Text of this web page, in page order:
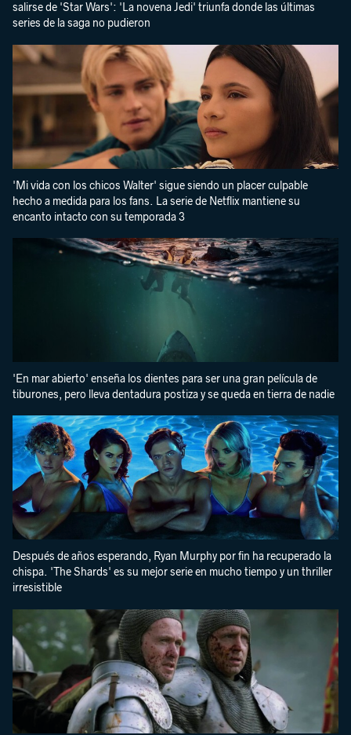
salirse de 'Star Wars': 'La novena Jedi' triunfa donde las últimas
series de la saga no pudieron
'Mi vida con los chicos Walter' sigue siendo un placer culpable
hecho a medida para los fans. La serie de Netflix mantiene su
encanto intacto con su temporada 3
'En mar abierto' enseña los dientes para ser una gran película de
tiburones, pero lleva dentadura postiza y se queda en tierra de nadie
Después de años esperando, Ryan Murphy por fin ha recuperado la
chispa. 'The Shards' es su mejor serie en mucho tiempo y un thriller
irresistible